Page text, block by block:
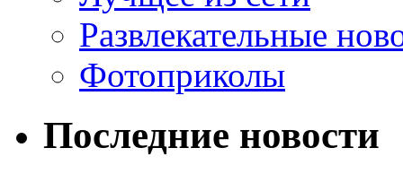
Развлекательные
Фотоприколы
Последние новости